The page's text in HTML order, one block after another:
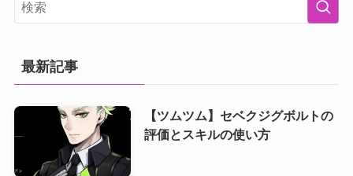
最新記事
【ツムツム】セベクジグボルトの
評価とスキルの使い方